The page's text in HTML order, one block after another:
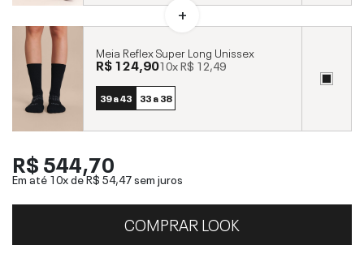
Meia Reflex Super Long Unissex
R$ 124,9010xR$ 12,49
39 a 43 33 a 38
R$ 544,70
Em até 10x deR$ 54,47sem juros
COMPRAR LOOK